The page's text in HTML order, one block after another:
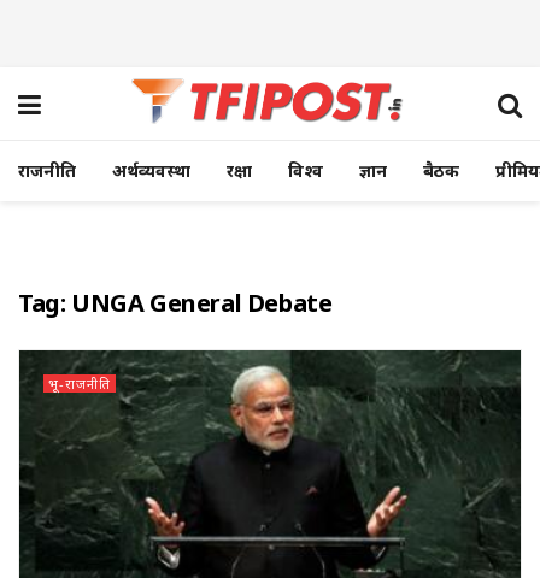
राजनीति अर्थव्यवस्था रक्षा विश्व ज्ञान बैठक
Tag: UNGA General Debate
भू-राजनीति